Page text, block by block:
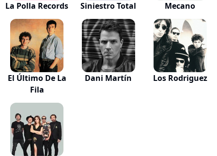
La Polla Records Siniestro Total Mecano
El Último De La
Fila
Dani Martín Los Rodriguez